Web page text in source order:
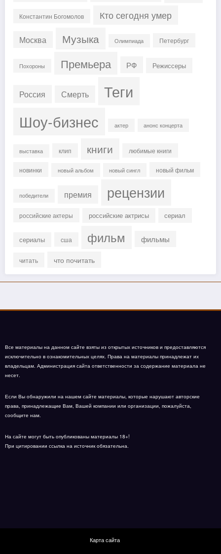
Константин Богомолов Кто сегодня умер
Москва Музыка Олимпиада Петербург
Похороны Премьера РФ Режиссеры
Россия Смерть Теги
Шоу-бизнес актер анонс концерта
выставка клип книги любимые книги
новинки новый альбом новый сингл новый фильм
победители премия рецензии
российские актеры российские актрисы сериал
сериалы сша фильм фильмы
читать что почитать
Все материалы на данном сайте взяты из открытых источников и предоставляются
исключительно в ознакомительных целях. Права на материалы принадлежат их
владельцам. Администрация сайта ответственности за содержание материала не
несет.
Если Вы обнаружили на нашем сайте материалы, которые нарушают авторские
права, принадлежащие Вам, Вашей компании или организации, пожалуйста,
сообщите нам.
На сайте могут быть опубликованы материалы 18+!
При цитировании ссылка на источник обязательна.
Карта сайта